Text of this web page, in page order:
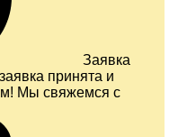
Заявка
принята и
Мы свяжемся с